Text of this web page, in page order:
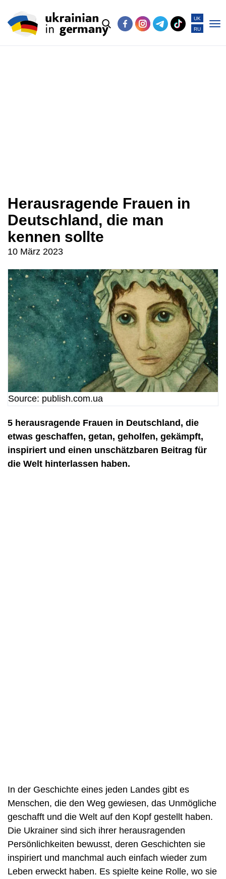
UK
RU
Herausragende Frauen in
Deutschland, die man
kennen sollte
10 März 2023
Source: publish.com.ua
5 herausragende Frauen in Deutschland, die
etwas geschaffen, getan, geholfen, gekämpft,
inspiriert und einen unschätzbaren Beitrag für
die Welt hinterlassen haben.
In der Geschichte eines jeden Landes gibt es
Menschen, die den Weg gewiesen, das Unmögliche
geschafft und die Welt auf den Kopf gestellt haben.
Die Ukrainer sind sich ihrer herausragenden
Persönlichkeiten bewusst, deren Geschichten sie
inspiriert und manchmal auch einfach wieder zum
Leben erweckt haben. Es spielte keine Rolle, wo sie